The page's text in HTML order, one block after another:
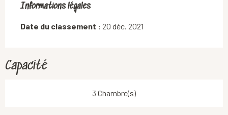
Informations légales
Informations légales
Date du classement : 20 déc. 2021
Capacité
3 Chambre(s)